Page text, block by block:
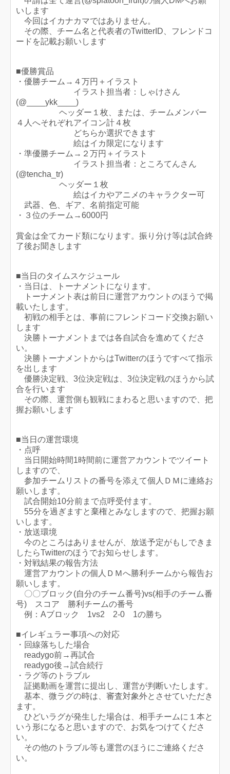
いします
今回はイカナカマではありません。
その際、チーム名と代表者のTwitterID、フレンドコ
ードを記載お願いします
■優勝賞品
・優勝チーム→４万円＋イラスト
イラスト担当者：しゃけさん
(@____ykk____)
ヘッダー１枚、または、チームメンバー
４人へそれぞれアイコン計４枚
どちらか選択できます
絵はイカ限定になります
・準優勝チーム→２万円＋イラスト
イラスト担当者：ところてんさん
(@tencha_tr)
ヘッダー１枚
絵はイカやアニメのキャラクター可
武器、色、ギア、名前指定可能
・３位のチーム→6000円
賞金は全てカード類になります。振り分け等は試合終
了後お聞きします
■当日のタイムスケジュール
・当日は、トーナメントになります。
トーナメント表は前日に運営アカウントのほうで掲
載いたします。
初戦の相手とは、事前にフレンドコード交換お願い
します
決勝トーナメントまでは各自試合を進めてくださ
い。
決勝トーナメントからはTwitterのほうですべて指示
を出します
優勝決定戦、3位決定戦は、3位決定戦のほうから試
合を行います
その際、運営側も観戦にまわると思いますので、把
握お願いします
■当日の運営環境
・点呼
当日開始時間1時間前に運営アカウントでツイート
しますので、
参加チームリストの番号を添えて個人ＤＭに連絡お
願いします。
試合開始10分前まで点呼受付ます。
55分を過ぎますと棄権とみなしますので、把握お願
いします。
・放送環境
今のところはありませんが、放送予定がもしできま
したらTwitterのほうでお知らせします。
・対戦結果の報告方法
運営アカウントの個人ＤＭへ勝利チームから報告お
願いします。
〇〇ブロック(自分のチーム番号)vs(相手のチーム番
号) スコア 勝利チームの番号
例：Aブロック 1vs2 2-0 1の勝ち
■イレギュラー事項への対応
・回線落ちした場合
readygo前→再試合
readygo後→試合続行
・ラグ等のトラブル
証拠動画を運営に提出し、運営が判断いたします。
基本、微ラグの時は、審査対象外とさせていただき
ます。
ひどいラグが発生した場合は、相手チームに１本と
いう形になると思いますので、お気をつけてくださ
い。
その他のトラブル等も運営のほうにご連絡くださ
い。